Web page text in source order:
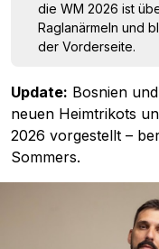
die WM 2026 ist
Raglanärmeln und
der Vorderseite.
Update: Bosnien
neuen Heimtrikots
2026 vorgestellt –
Sommers.